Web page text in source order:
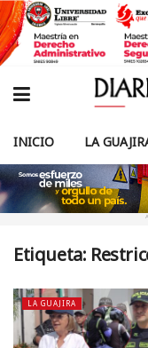
INICIO LA
Etiqueta:
LA GUAJIRA